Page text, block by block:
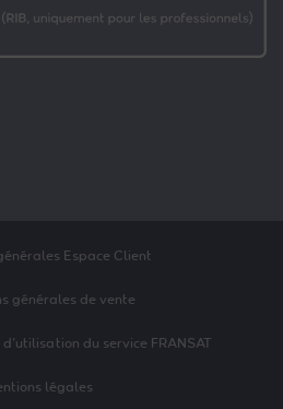
Espace Client
générales de vente
du service FRANSAT
légales